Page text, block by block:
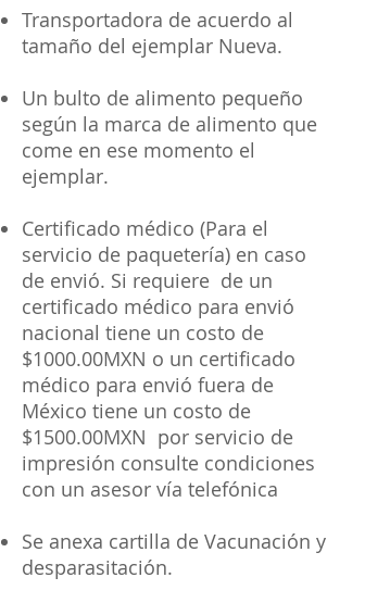
Transportadora de acuerdo al
tamaño del ejemplar Nueva.
Un bulto de alimento pequeño
según la marca de alimento que
come en ese momento el
ejemplar.
Certificado médico (Para el
servicio de paquetería) en caso
de envió. Si requiere de un
certificado médico para envió
nacional tiene un costo de
$1000.00MXN o un certificado
médico para envió fuera de
México tiene un costo de
$1500.00MXN por servicio de
impresión consulte condiciones
con un asesor vía telefónica
Se anexa cartilla de Vacunación y
desparasitación.